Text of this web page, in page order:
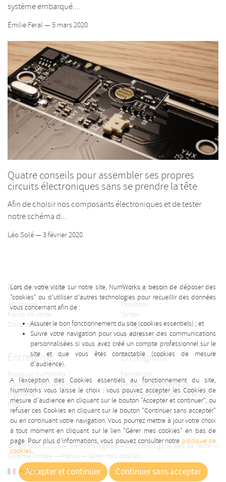
système embarqué....
Émilie Feral — 5 mars 2020
Quatre conseils pour assembler ses propres
circuits électroniques sans se prendre la tête
Afin de choisir nos composants électroniques et de tester
notre schéma d...
Léo Solé — 3 février 2020
Lors de votre visite sur notre site, NumWorks a besoin de déposer des
"cookies" ou d'utiliser d'autres technologies pour recueillir des données
vous concernant afin de :
Assurer le bon fonctionnement du site (cookies essentiels) ; et
Suivre votre navigation pour vous adresser des communications
personnalisées si vous avez créé un compte professionnel sur le
site et que vous êtes contactable (cookies de mesure
d'audience).
A l'exception des Cookies essentiels au fonctionnement du site,
NumWorks vous laisse le choix : vous pouvez accepter les Cookies de
mesure d'audience en cliquant sur le bouton "Accepter et continuer", ou
refuser ces Cookies en cliquant sur le bouton "Continuer sans accepter"
ou en continuant votre navigation. Vous pourrez mettre à jour votre choix
à tout moment en cliquant sur le lien "Gérer mes cookies" en bas de
page. Pour plus d'informations, vous pouvez consulter notre politique de
cookies.
Accepter et continuer Continuer sans accepter
Besoin d'aide
Assistance
Points de vente
Contactez-nous
Suivez-nous
Facebook
Twitter
Instagram
Youtube
Entreprise
Pourquoi NumWorks ?
Travailler chez NumWorks
Ingénierie
Blog
Enseignant
Formations
Découvrir les émulateurs
Offres réservées aux professeurs
© NumWorks 2026 — Mentions légales—Conditions générales de vente—
Garantie limitée — Presse — Gérer mes cookies
France